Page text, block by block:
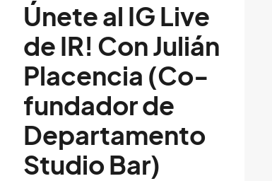
Únete al IG Live
de IR! Con Julián
Placencia (Co-
fundador de
Departamento
Studio Bar)